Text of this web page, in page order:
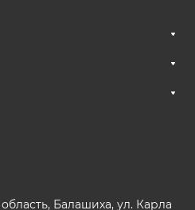
Балашиха, ул. Карла